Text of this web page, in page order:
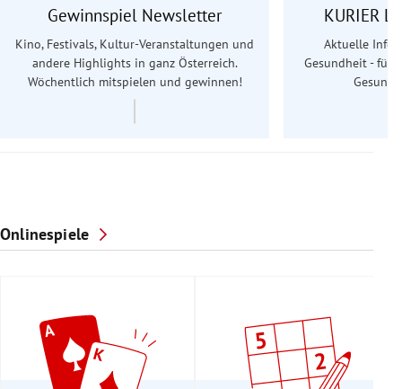
Gewinnspiel Newsletter
Kino, Festivals, Kultur-Veranstaltungen und
andere Highlights in ganz Österreich.
Wöchentlich mitspielen und gewinnen!
KURIER
Aktuelle
Gesundheit - für
Onlinespiele